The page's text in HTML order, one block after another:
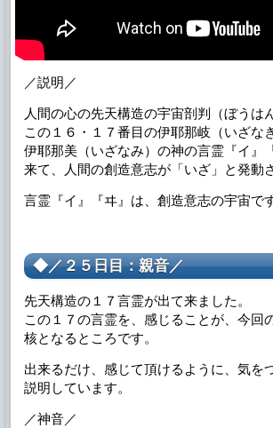
／説明／
人間の心の先天構造の宇宙剖判（ぼうは
この１６・１７番目の伊耶那岐（いざな
伊耶那美（いざなみ）の神の言霊『イ』
来て、人間の創造意志が「いざ」と発動
言霊『イ』『ヰ』は、創造意志の宇宙です
◆／２５日目：親音／
先天構造の１７言霊が出て来ました。
この１７の言霊を、感じることが、今回
核となるところです。
出来るだけ、感じて頂けるように、気を
説明しています。
／神音／